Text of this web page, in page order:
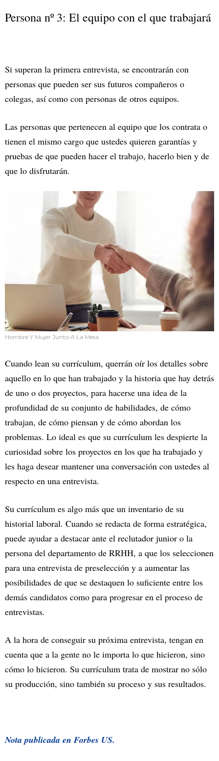
Persona nº 3: El equipo con el que trabajará
Si superan la primera entrevista, se encontrarán con
personas que pueden ser sus futuros compañeros o
colegas, así como con personas de otros equipos.
Las personas que pertenecen al equipo que los contrata o
tienen el mismo cargo que ustedes quieren garantías y
pruebas de que pueden hacer el trabajo, hacerlo bien y de
que lo disfrutarán.
Hombre Y Mujer Junto A La Mesa
Cuando lean su currículum, querrán oír los detalles sobre
aquello en lo que han trabajado y la historia que hay detrás
de uno o dos proyectos, para hacerse una idea de la
profundidad de su conjunto de habilidades, de cómo
trabajan, de cómo piensan y de cómo abordan los
problemas. Lo ideal es que su currículum les despierte la
curiosidad sobre los proyectos en los que ha trabajado y
les haga desear mantener una conversación con ustedes al
respecto en una entrevista.
Su currículum es algo más que un inventario de su
historial laboral. Cuando se redacta de forma estratégica,
puede ayudar a destacar ante el reclutador junior o la
persona del departamento de RRHH, a que los seleccionen
para una entrevista de preselección y a aumentar las
posibilidades de que se destaquen lo suficiente entre los
demás candidatos como para progresar en el proceso de
entrevistas.
A la hora de conseguir su próxima entrevista, tengan en
cuenta que a la gente no le importa lo que hicieron, sino
cómo lo hicieron. Su currículum trata de mostrar no sólo
su producción, sino también su proceso y sus resultados.
Nota publicada en Forbes US.